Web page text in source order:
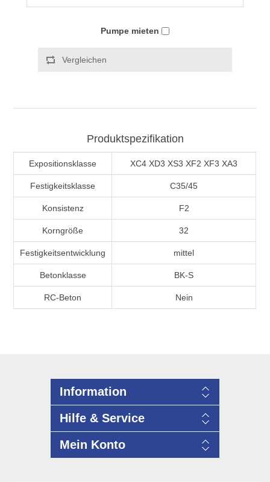
Pumpe mieten
Vergleichen
Produktspezifikation
Expositionsklasse XC4 XD3 XS3 XF2 XF3 XA3
Festigkeitsklasse C35/45
Konsistenz F2
Korngröße 32
Festigkeitsentwicklung mittel
Betonklasse BK-S
RC-Beton Nein
Information
Hilfe & Service
Mein Konto